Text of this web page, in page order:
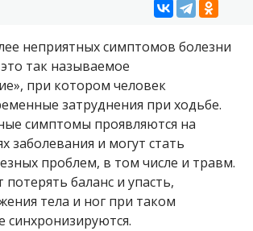
неприятных симптомов болезни
так называемое
при котором человек
затруднения при ходьбе.
симптомы проявляются на
заболевания и могут стать
проблем, в том числе и травм.
баланс и упасть,
тела и ног при таком
синхронизируются.